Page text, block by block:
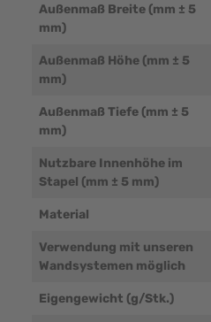
Außenmaß Breite (mm ± 5
mm)
Außenmaß Höhe (mm ± 5
mm)
Außenmaß Tiefe (mm ± 5
mm)
Nutzbare Innenhöhe im
Stapel (mm ± 5 mm)
Material
Verwendung mit unseren
Wandsystemen möglich
Eigengewicht (g/Stk.)